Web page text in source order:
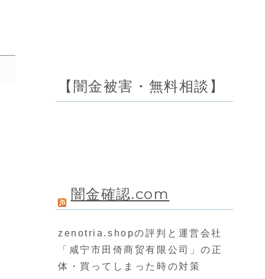
【闇金被害・無料相談】
闇金確認.com
zenotria.shopの評判と運営会社
「咸宁市田倚商贸有限公司」の正
体・買ってしまった時の対策